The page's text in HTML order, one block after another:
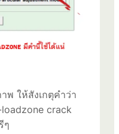
พ ให้สังเกตุคำว่า
crack
ๆ